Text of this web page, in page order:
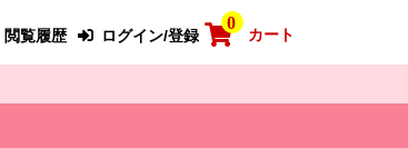
閲覧履歴 ログイン/登録
0
カート